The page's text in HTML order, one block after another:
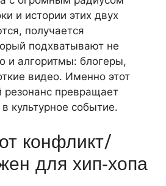
и истории этих двух
получается
подхватывают не
и алгоритмы: блогеры,
видео. Именно этот
резонанс превращает
культурное событие.
конфликт/
для хип‑хопа